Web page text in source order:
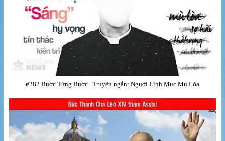
#282 Bước Từng Bước | Truyện ngắn: Người Linh Mục Mù Lòa